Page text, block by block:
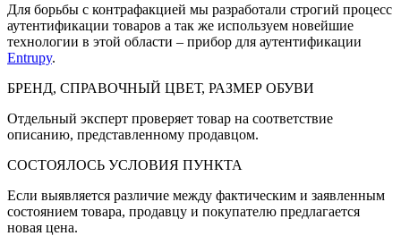
Для борьбы с контрафакцией мы разработали строгий процесс
аутентификации товаров а так же используем новейшие
технологии в этой области – прибор для аутентификации
Entrupy.
БРЕНД, СПРАВОЧНЫЙ ЦВЕТ, РАЗМЕР ОБУВИ
Отдельный эксперт проверяет товар на соответствие
описанию, представленному продавцом.
СОСТОЯЛОСЬ УСЛОВИЯ ПУНКТА
Если выявляется различие между фактическим и заявленным
состоянием товара, продавцу и покупателю предлагается
новая цена.